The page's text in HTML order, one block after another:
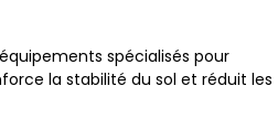
spécialisés pour
la stabilité du sol et réduit les